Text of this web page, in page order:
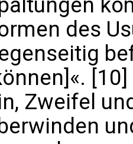
des
Zweifel